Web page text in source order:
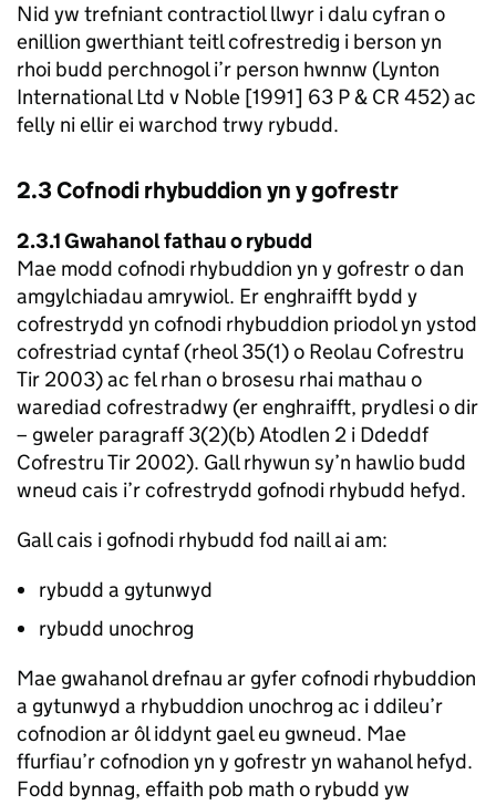
Nid yw trefniant contractiol llwyr i dalu cyfran o
enillion gwerthiant teitl cofrestredig i berson yn
rhoi budd perchnogol i’r person hwnnw (Lynton
International Ltd v Noble [1991] 63 P & CR 452) ac
felly ni ellir ei warchod trwy rybudd.
2.3 Cofnodi rhybuddion yn y gofrestr
2.3.1 Gwahanol fathau o rybudd
Mae modd cofnodi rhybuddion yn y gofrestr o dan
amgylchiadau amrywiol. Er enghraifft bydd y
cofrestrydd yn cofnodi rhybuddion priodol yn ystod
cofrestriad cyntaf (rheol 35(1) o Reolau Cofrestru
Tir 2003) ac fel rhan o brosesu rhai mathau o
warediad cofrestradwy (er enghraifft, prydlesi o dir
– gweler paragraff 3(2)(b) Atodlen 2 i Ddeddf
Cofrestru Tir 2002). Gall rhywun sy’n hawlio budd
wneud cais i’r cofrestrydd gofnodi rhybudd hefyd.
Gall cais i gofnodi rhybudd fod naill ai am:
rybudd a gytunwyd
rybudd unochrog
Mae gwahanol drefnau ar gyfer cofnodi rhybuddion
a gytunwyd a rhybuddion unochrog ac i ddileu’r
cofnodion ar ôl iddynt gael eu gwneud. Mae
ffurfiau’r cofnodion yn y gofrestr yn wahanol hefyd.
Fodd bynnag, effaith pob math o rybudd yw